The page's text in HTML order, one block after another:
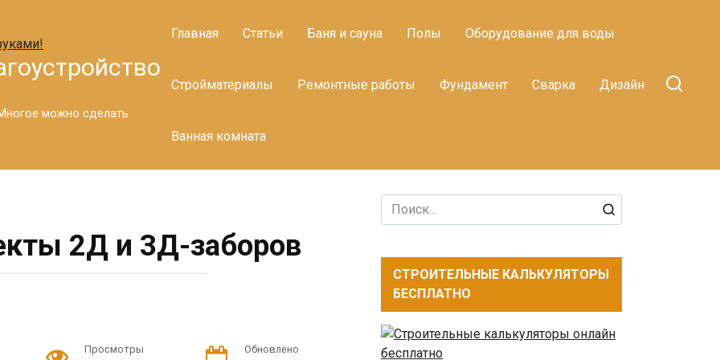
Многое можно сделать
Главная Статьи Баня и сауна Полы Оборудование для воды
Стройматериалы Ремонтные работы Фундамент Сварка Дизайн
Ванная комната
2Д и 3Д-заборов
Просмотры Обновлено
Search
for:
СТРОИТЕЛЬНЫЕ КАЛЬКУЛЯТОРЫ
БЕСПЛАТНО